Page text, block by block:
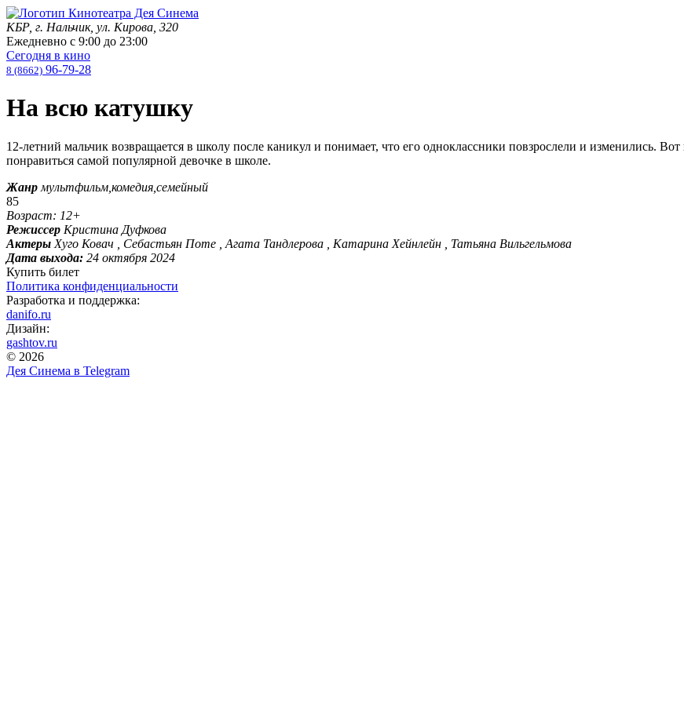
КБР, г. Нальчик, ул. Кирова, 320
Ежедневно с 9:00 до 23:00
Сегодня в кино
8 (8662) 96-79-28
На всю катушку
12-летний мальчик возвращается в школу после каникул и понимает, что его одноклассники повзрослели и изменились.
понравиться самой популярной девочке в школе.
Жанр мультфильм,комедия,семейный
85
Возраст: 12+
Режиссер Кристина Дуфкова
Актеры Хуго Ковач , Себастьян Поте , Агата Тандлерова , Катарина Хейнлейн , Татьяна Вильгельмова
Дата выхода: 24 октября 2024
Купить билет
Политика конфиденциальности
Разработка и поддержка:
danifo.ru
Дизайн:
gashtov.ru
© 2026
Дея Синема в Telegram